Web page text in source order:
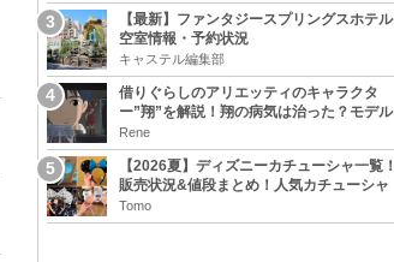
【最新】ファンタジースプリングスホテル
空室情報・予約状況
キャステル編集部
借りぐらしのアリエッティのキャラクタ
ー”翔”を解説！翔の病気は治った？モデル
は誰？
Rene
【2026夏】ディズニーカチューシャ一覧！
販売状況&値段まとめ！人気カチューシャ
をチェック
Tomo